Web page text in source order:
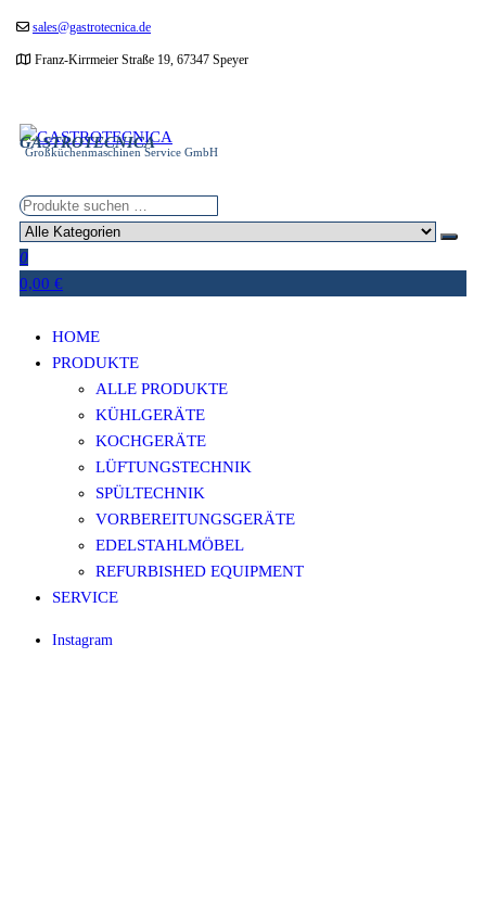
Zumsales@gastrotecnica.de
Franz-Kirrmeier Straße 19, 67347 Speyer
GASTROTECNICA
Großküchenmaschinen Service GmbH
0
0,00 €
HOME
PRODUKTE
ALLE PRODUKTE
KÜHLGERÄTE
KOCHGERÄTE
LÜFTUNGSTECHNIK
SPÜLTECHNIK
VORBEREITUNGSGERÄTE
EDELSTAHLMÖBEL
REFURBISHED EQUIPMENT
SERVICE
Instagram